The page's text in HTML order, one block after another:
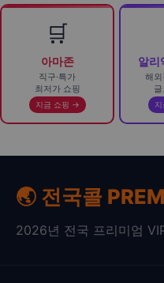
🛒
아마존
직구·특가
최저가 쇼핑
지금 쇼핑 →
알리
해외
🌏 전국콜
2026년 전국 프리미엄